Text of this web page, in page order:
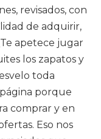
revisados, con
de adquirir,
apetece jugar
los zapatos y
toda
porque
comprar y en
Eso nos